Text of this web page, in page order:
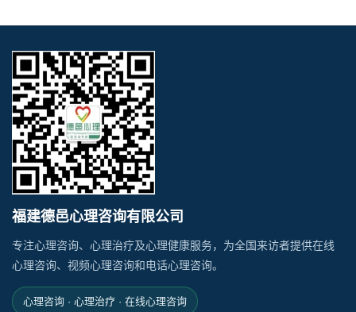
福建德邑心理咨询有限公司
专注心理咨询、心理治疗及心理健康服务，为全国来访者提供在线
心理咨询、视频心理咨询和电话心理咨询。
心理咨询 · 心理治疗 · 在线心理咨询